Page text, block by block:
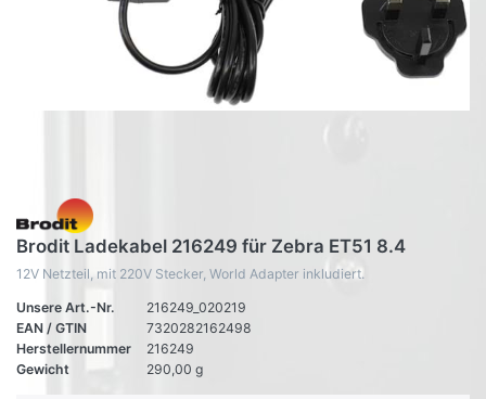
Brodit Ladekabel 216249 für Zebra ET51 8.4
12V Netzteil, mit 220V Stecker, World Adapter inkludiert.
Unsere Art.-Nr.
216249_020219
EAN / GTIN
7320282162498
Herstellernummer
216249
Gewicht
290,00 g